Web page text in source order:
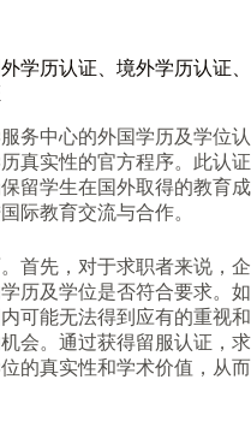
学历认证、境外学历认证、
务中心的外国学历及学位认
真实性的官方程序。此认证
留学生在国外取得的教育成
际教育交流与合作。
首先，对于求职者来说，企
历及学位是否符合要求。如
可能无法得到应有的重视和
会。通过获得留服认证，求
的真实性和学术价值，从而